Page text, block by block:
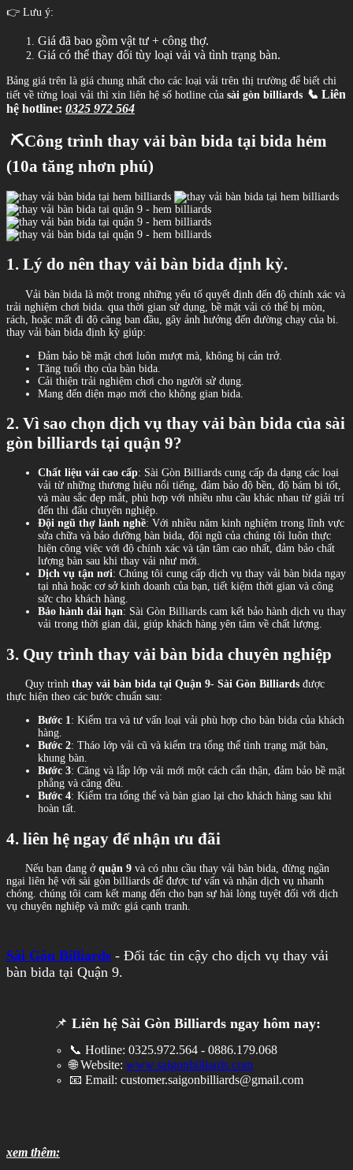
👉 Lưu ý:
Giá đã bao gồm vật tư + công thợ.
Giá có thể thay đổi tùy loại vải và tình trạng bàn.
Bảng giá trên là giá chung nhất cho các loại vải trên thị trường để biết chi
tiết về từng loại vải thì xin liên hệ số hotline của sài gòn billiards 📞 Liên
hệ hotline: 0325 972 564
⛏️Công trình thay vải bàn bida tại bida hẻm
(10a tăng nhơn phú)
1. Lý do nên thay vải bàn bida định kỳ.
Vải bàn bida là một trong những yếu tố quyết định đến độ chính xác và
trải nghiệm chơi bida. qua thời gian sử dụng, bề mặt vải có thể bị mòn,
rách, hoặc mất đi độ căng ban đầu, gây ảnh hưởng đến đường chạy của bi.
thay vải bàn bida định kỳ giúp:
Đảm bảo bề mặt chơi luôn mượt mà, không bị cản trở.
Tăng tuổi thọ của bàn bida.
Cải thiện trải nghiệm chơi cho người sử dụng.
Mang đến diện mạo mới cho không gian bida.
2. Vì sao chọn dịch vụ thay vải bàn bida của sài
gòn billiards tại quận 9?
Chất liệu vải cao cấp: Sài Gòn Billiards cung cấp đa dạng các loại
vải từ những thương hiệu nổi tiếng, đảm bảo độ bền, độ bám bi tốt,
và màu sắc đẹp mắt, phù hợp với nhiều nhu cầu khác nhau từ giải trí
đến thi đấu chuyên nghiệp.
Đội ngũ thợ lành nghề: Với nhiều năm kinh nghiệm trong lĩnh vực
sửa chữa và bảo dưỡng bàn bida, đội ngũ của chúng tôi luôn thực
hiện công việc với độ chính xác và tận tâm cao nhất, đảm bảo chất
lượng bàn sau khi thay vải như mới.
Dịch vụ tận nơi: Chúng tôi cung cấp dịch vụ thay vải bàn bida ngay
tại nhà hoặc cơ sở kinh doanh của bạn, tiết kiệm thời gian và công
sức cho khách hàng.
Bảo hành dài hạn: Sài Gòn Billiards cam kết bảo hành dịch vụ thay
vải trong thời gian dài, giúp khách hàng yên tâm về chất lượng.
3. Quy trình thay vải bàn bida chuyên nghiệp
Quy trình thay vải bàn bida tại Quận 9- Sài Gòn Billiards được
thực hiện theo các bước chuẩn sau:
Bước 1: Kiểm tra và tư vấn loại vải phù hợp cho bàn bida của khách
hàng.
Bước 2: Tháo lớp vải cũ và kiểm tra tổng thể tình trạng mặt bàn,
khung bàn.
Bước 3: Căng và lắp lớp vải mới một cách cẩn thận, đảm bảo bề mặt
phẳng và căng đều.
Bước 4: Kiểm tra tổng thể và bàn giao lại cho khách hàng sau khi
hoàn tất.
4. liên hệ ngay để nhận ưu đãi
Nếu bạn đang ở quận 9 và có nhu cầu thay vải bàn bida, đừng ngần
ngại liên hệ với sài gòn billiards để được tư vấn và nhận dịch vụ nhanh
chóng. chúng tôi cam kết mang đến cho bạn sự hài lòng tuyệt đối với dịch
vụ chuyên nghiệp và mức giá cạnh tranh.
Sài Gòn Billiards - Đối tác tin cậy cho dịch vụ thay vải
bàn bida tại Quận 9.
📌 Liên hệ Sài Gòn Billiards ngay hôm nay:
📞 Hotline: 0325.972.564 - 0886.179.068
🌐 Website: www.saigonbilliards.com
📧 Email: customer.saigonbilliards@gmail.com
xem thêm: